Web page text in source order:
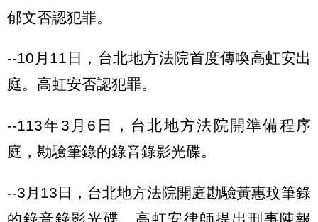
郁文否認犯罪。
--10月11日，台北地方法院首度傳喚高虹安出
庭。高虹安否認犯罪。
--113年3月6日，台北地方法院開準備程序
庭，勘驗筆錄的錄音錄影光碟。
--3月13日，台北地方法院開庭勘驗黃惠玟筆錄